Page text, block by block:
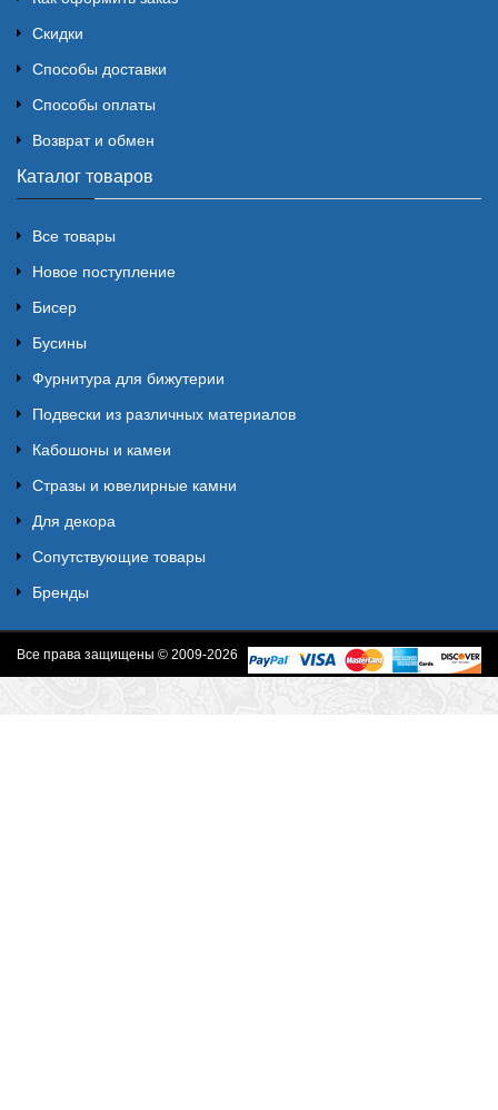
Скидки
Способы доставки
Способы оплаты
Возврат и обмен
Каталог товаров
Все товары
Новое поступление
Бисер
Бусины
Фурнитура для бижутерии
Подвески из различных материалов
Кабошоны и камеи
Стразы и ювелирные камни
Для декора
Сопутствующие товары
Бренды
Все права защищены © 2009-2026